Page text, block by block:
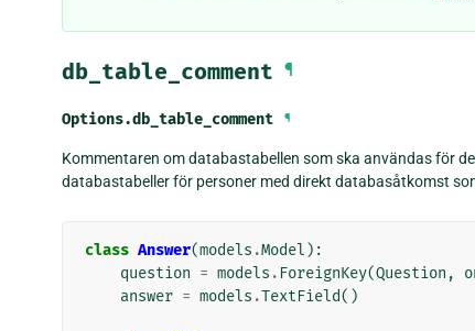
db_table_comment ¶
Options.db_table_comment ¶
Kommentaren om databastabellen som ska användas för
databastabeller för personer med direkt databasåtkomst
class Answer(models .Model ):
question = models . ForeignKey(Question ,
answer = models .TextField()